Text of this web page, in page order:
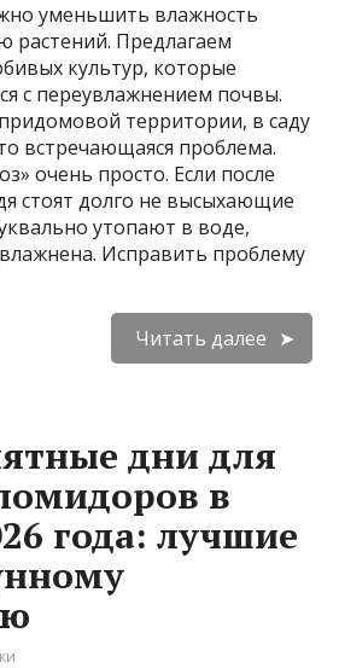
уменьшить влажность
растений. Предлагаем
культур, которые
с переувлажнением почвы.
территории, в саду
встречающаяся проблема.
очень просто. Если после
стоят долго не высыхающие
утопают в воде,
Исправить проблему
Читать далее
дни для
в
года: лучшие